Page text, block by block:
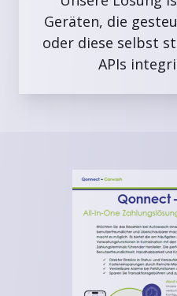
Geräten, die
oder diese selbst
APIs